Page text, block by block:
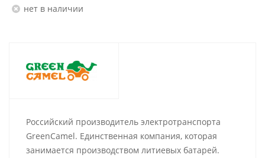
Нет в наличии
Российский производитель электротранспорта
GreenCamel. Единственная компания, которая
занимается производством литиевых батарей.